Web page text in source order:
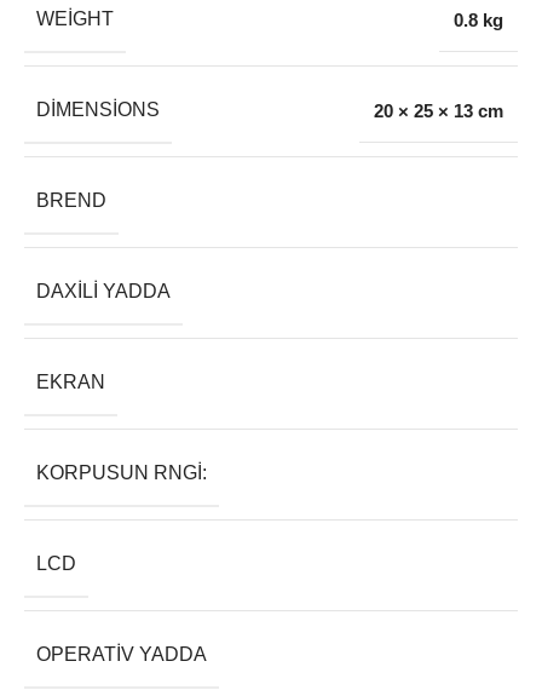
WEIGHT 0.8 kg
DIMENSIONS 20 × 25 × 13 cm
BREND
DAXILI YADDA
EKRAN
KORPUSUN RNGI:
LCD
OPERATIV YADDA